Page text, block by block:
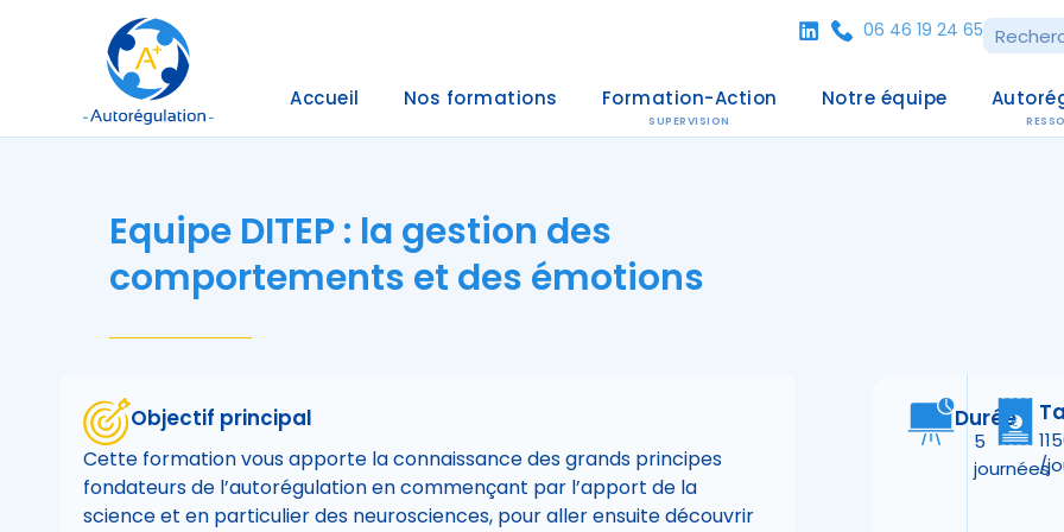
06 46 19 24 65
Accueil Nos formations Formation-Action
SUPERVISION
Notre équipe
Equipe DITEP : la gestion des
comportements et des émotions
Objectif principal
Cette formation vous apporte la connaissance des grands principes
fondateurs de l’autorégulation en commençant par l’apport de la
science et en particulier des neurosciences, pour aller ensuite découvrir
Durée
5
journées
/